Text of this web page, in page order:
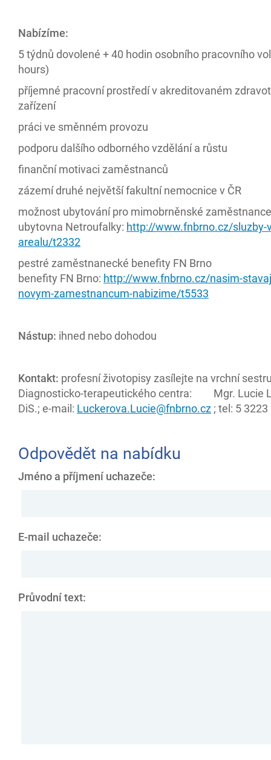
Nabízíme:
5 týdnů dovolené + 40 hodin osobního pracovního
hours)
příjemné pracovní prostředí v akreditovaném
zařízení
práci ve směnném provozu
podporu dalšího odborného vzdělání a růstu
finanční motivaci zaměstnanců
zázemí druhé největší fakultní nemocnice v ČR
možnost ubytování pro mimobrněnské
ubytovna Netroufalky: http://www.fnbrno.cz/sluzby-
arealu/t2332
pestré zaměstnanecké benefity FN Brno
benefity FN Brno: http://www.fnbrno.cz/nasim-
novym-zamestnancum-nabizime/t5533
Nástup: ihned nebo dohodou
Kontakt: profesní životopisy zasílejte na vrchní
Diagnosticko-terapeutického centra: Mgr. Lucie
DiS.; e-mail: Luckerova.Lucie@fnbrno.cz ; tel: 5
Odpovědět na nabídku
Jméno a příjmení uchazeče:
E-mail uchazeče:
Průvodní text: